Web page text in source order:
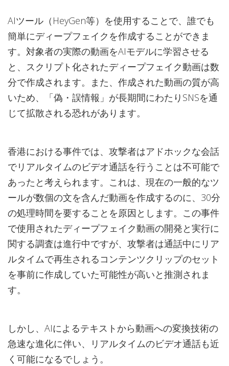
AIツール（HeyGen等）を使用することで、誰でも
簡単にディープフェイクを作成することができま
す。対象者の実際の動画をAIモデルに学習させる
と、スクリプト化されたディープフェイク動画は数
分で作成されます。また、作成された動画の質が高
いため、「偽・誤情報」が長期間にわたりSNSを通
じて拡散される恐れがあります。
香港における事件では、攻撃者はアドホックな会話
でリアルタイムのビデオ通話を行うことは不可能で
あったと考えられます。これは、現在の一般的なツ
ールが数個の文を含んだ動画を作成するのに、30分
の処理時間を要することを原因とします。この事件
で使用されたディープフェイク動画の開発と実行に
関する調査は進行中ですが、攻撃者は通話中にリア
ルタイムで再生されるコンテンツクリップのセット
を事前に作成していた可能性が高いと推測されま
す。
しかし、AIによるテキストから動画への変換技術の
急速な進化に伴い、リアルタイムのビデオ通話も近
く可能になるでしょう。